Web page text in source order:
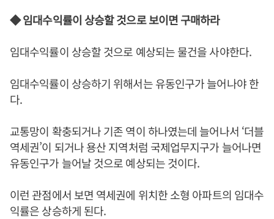
◆ 임대수익률이 상승할 것으로 보이면 구매하라
임대수익률이 상승할 것으로 예상되는 물건을 사야한다.
임대수익률이 상승하기 위해서는 유동인구가 늘어나야 한
다.
교통망이 확충되거나 기존 역이 하나였는데 늘어나서 ‘더블
역세권’이 되거나 용산 지역처럼 국제업무지구가 늘어나면
유동인구가 늘어날 것으로 예상되는 것이다.
이런 관점에서 보면 역세권에 위치한 소형 아파트의 임대수
익률은 상승하게 된다.